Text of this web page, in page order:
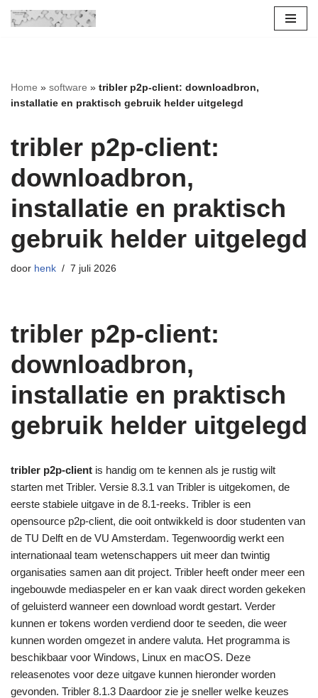
inhoud
Home » software » tribler p2p-client: downloadbron,
installatie en praktisch gebruik helder uitgelegd
tribler p2p-client:
downloadbron,
installatie en praktisch
gebruik helder uitgelegd
door henk 7 juli 2026
tribler p2p-client:
downloadbron,
installatie en praktisch
gebruik helder uitgelegd
tribler p2p-client is handig om te kennen als je rustig wilt
starten met Tribler. Versie 8.3.1 van Tribler is uitgekomen, de
eerste stabiele uitgave in de 8.1-reeks. Tribler is een
opensource p2p-client, die ooit ontwikkeld is door studenten van
de TU Delft en de VU Amsterdam. Tegenwoordig werkt een
internationaal team wetenschappers uit meer dan twintig
organisaties samen aan dit project. Tribler heeft onder meer een
ingebouwde mediaspeler en er kan vaak direct worden gekeken
of geluisterd wanneer een download wordt gestart. Verder
kunnen er tokens worden verdiend door te seeden, die weer
kunnen worden omgezet in andere valuta. Het programma is
beschikbaar voor Windows, Linux en macOS. Deze
releasenotes voor deze uitgave kunnen hieronder worden
gevonden. Tribler 8.1.3 Daardoor zie je sneller welke keuzes